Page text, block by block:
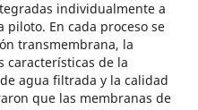
individualmente a
En cada proceso se
transmembrana, la
características de la
agua filtrada y la calidad
que las membranas de